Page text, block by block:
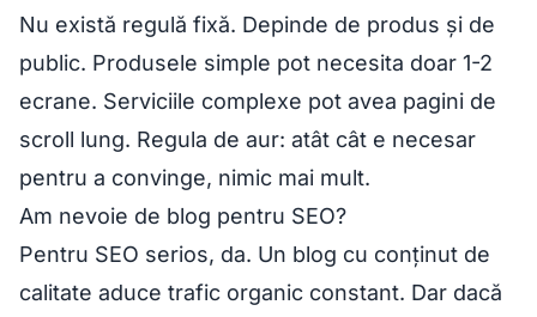
Nu există regulă fixă. Depinde de produs și de
public. Produsele simple pot necesita doar 1-2
ecrane. Serviciile complexe pot avea pagini de
scroll lung. Regula de aur: atât cât e necesar
pentru a convinge, nimic mai mult.
Am nevoie de blog pentru SEO?
Pentru SEO serios, da. Un blog cu conținut de
calitate aduce trafic organic constant. Dar dacă